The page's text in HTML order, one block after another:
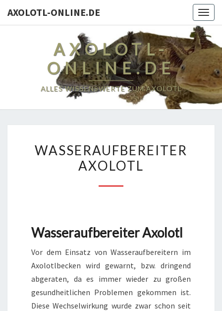
AXOLOTL-ONLINE.DE
AXOLOTL-
ONLINE.DE
ALLES WISSENSWERTE ZUM AXOLOTL
AXOLOTL
WASSERAUFBEREITER
AXOLOTL
Wasseraufbereiter Axolotl
Vor dem Einsatz von Wasseraufbereitern im
Axolotlbecken wird gewarnt, bzw. dringend
abgeraten, da es immer wieder zu großen
gesundheitlichen Problemen gekommen ist.
Diese Wechselwirkung wurde zwar schon seit